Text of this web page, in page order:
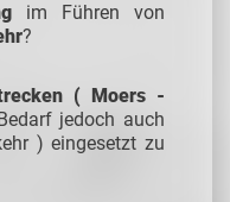
im Führen von
?
( Moers -
jedoch auch
) eingesetzt zu